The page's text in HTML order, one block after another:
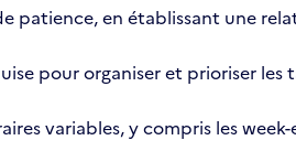
en établissant une
pour organiser et prioriser les
variables, y compris les week-